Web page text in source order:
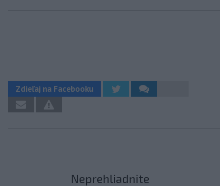
Zdieľaj na Facebooku
Neprehliadnite